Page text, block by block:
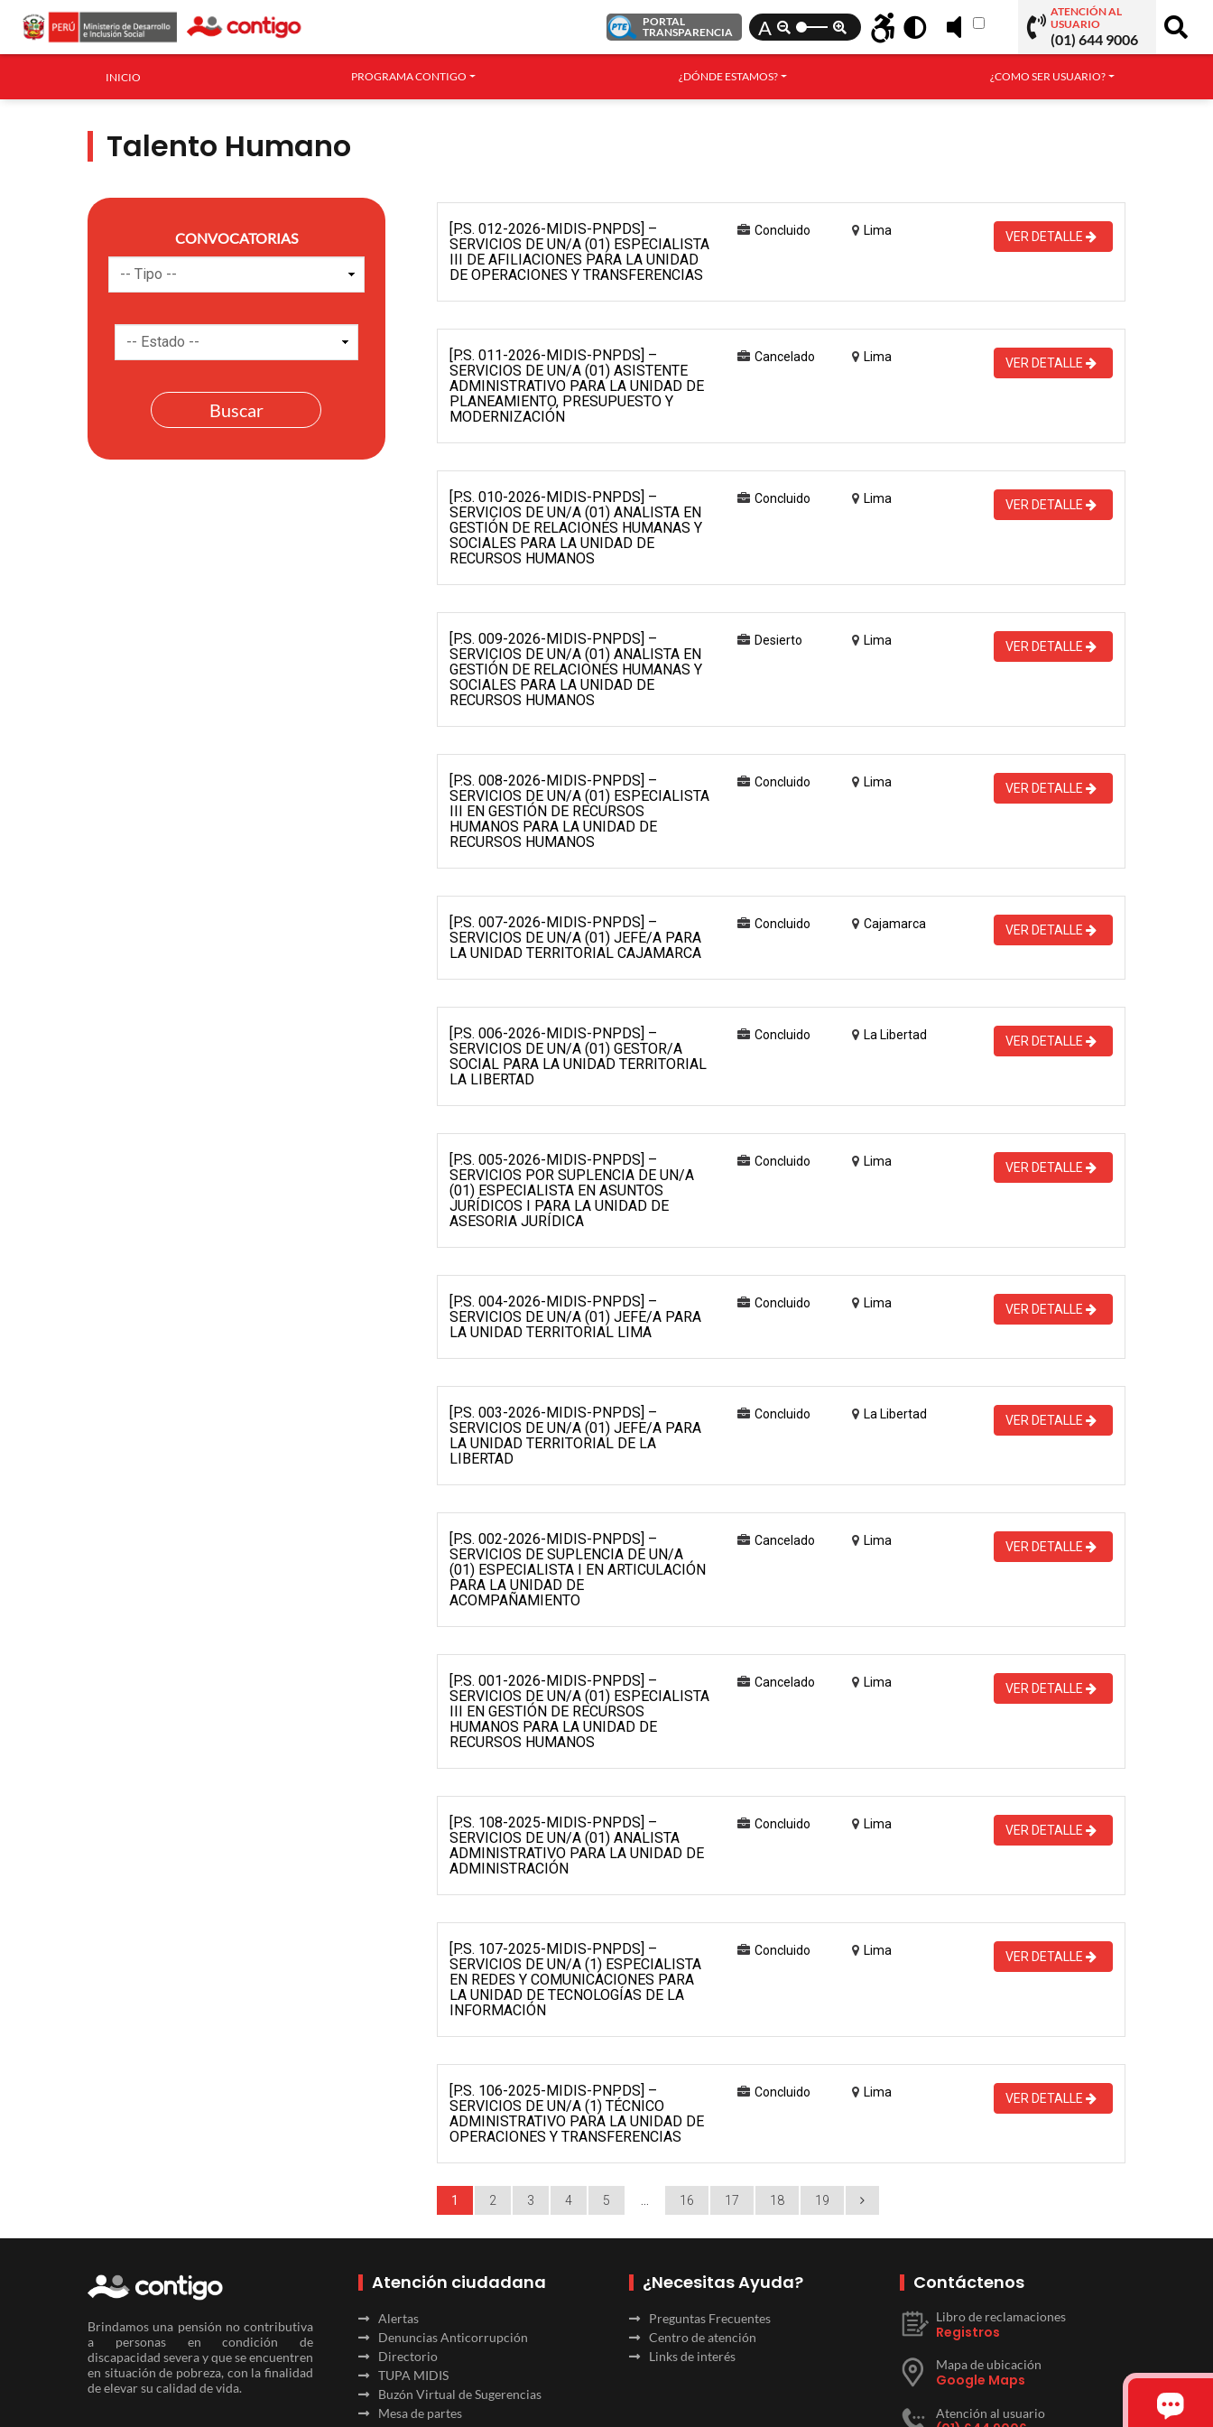
PORTAL
TRANSPARENCIA
A
ATENCIÓN AL
USUARIO
(01) 644 9006
INICIO PROGRAMA CONTIGO ¿DÓNDE ESTAMOS? ¿COMO SER USUARIO?
Talento Humano
CONVOCATORIAS
[P.S. 012-2026-MIDIS-PNPDS] –
SERVICIOS DE UN/A (01) ESPECIALISTA
III DE AFILIACIONES PARA LA UNIDAD
DE OPERACIONES Y TRANSFERENCIAS
Concluido Lima VER DETALLE
[P.S. 011-2026-MIDIS-PNPDS] –
SERVICIOS DE UN/A (01) ASISTENTE
ADMINISTRATIVO PARA LA UNIDAD DE
PLANEAMIENTO, PRESUPUESTO Y
MODERNIZACIÓN
Cancelado Lima VER DETALLE
[P.S. 010-2026-MIDIS-PNPDS] –
SERVICIOS DE UN/A (01) ANALISTA EN
GESTIÓN DE RELACIONES HUMANAS Y
SOCIALES PARA LA UNIDAD DE
RECURSOS HUMANOS
Concluido Lima VER DETALLE
[P.S. 009-2026-MIDIS-PNPDS] –
SERVICIOS DE UN/A (01) ANALISTA EN
GESTIÓN DE RELACIONES HUMANAS Y
SOCIALES PARA LA UNIDAD DE
RECURSOS HUMANOS
Desierto Lima VER DETALLE
[P.S. 008-2026-MIDIS-PNPDS] –
SERVICIOS DE UN/A (01) ESPECIALISTA
III EN GESTIÓN DE RECURSOS
HUMANOS PARA LA UNIDAD DE
RECURSOS HUMANOS
Concluido Lima VER DETALLE
[P.S. 007-2026-MIDIS-PNPDS] –
SERVICIOS DE UN/A (01) JEFE/A PARA
LA UNIDAD TERRITORIAL CAJAMARCA
Concluido Cajamarca VER DETALLE
[P.S. 006-2026-MIDIS-PNPDS] –
SERVICIOS DE UN/A (01) GESTOR/A
SOCIAL PARA LA UNIDAD TERRITORIAL
LA LIBERTAD
Concluido La Libertad VER DETALLE
[P.S. 005-2026-MIDIS-PNPDS] –
SERVICIOS POR SUPLENCIA DE UN/A
(01) ESPECIALISTA EN ASUNTOS
JURÍDICOS I PARA LA UNIDAD DE
ASESORIA JURÍDICA
Concluido Lima VER DETALLE
[P.S. 004-2026-MIDIS-PNPDS] –
SERVICIOS DE UN/A (01) JEFE/A PARA
LA UNIDAD TERRITORIAL LIMA
Concluido Lima VER DETALLE
[P.S. 003-2026-MIDIS-PNPDS] –
SERVICIOS DE UN/A (01) JEFE/A PARA
LA UNIDAD TERRITORIAL DE LA
LIBERTAD
Concluido La Libertad VER DETALLE
[P.S. 002-2026-MIDIS-PNPDS] –
SERVICIOS DE SUPLENCIA DE UN/A
(01) ESPECIALISTA I EN ARTICULACIÓN
PARA LA UNIDAD DE
ACOMPAÑAMIENTO
Cancelado Lima VER DETALLE
[P.S. 001-2026-MIDIS-PNPDS] –
SERVICIOS DE UN/A (01) ESPECIALISTA
III EN GESTIÓN DE RECURSOS
HUMANOS PARA LA UNIDAD DE
RECURSOS HUMANOS
Cancelado Lima VER DETALLE
[P.S. 108-2025-MIDIS-PNPDS] –
SERVICIOS DE UN/A (01) ANALISTA
ADMINISTRATIVO PARA LA UNIDAD DE
ADMINISTRACIÓN
Concluido Lima VER DETALLE
[P.S. 107-2025-MIDIS-PNPDS] –
SERVICIOS DE UN/A (1) ESPECIALISTA
EN REDES Y COMUNICACIONES PARA
LA UNIDAD DE TECNOLOGÍAS DE LA
INFORMACIÓN
Concluido Lima VER DETALLE
[P.S. 106-2025-MIDIS-PNPDS] –
SERVICIOS DE UN/A (1) TÉCNICO
ADMINISTRATIVO PARA LA UNIDAD DE
OPERACIONES Y TRANSFERENCIAS
Concluido Lima VER DETALLE
1 2 3 4 5 16 17 18 19
Brindamos una pensión no contributiva
a personas en condición de
discapacidad severa y que se encuentren
en situación de pobreza, con la finalidad
de elevar su calidad de vida.
Atención ciudadana
Alertas
Denuncias Anticorrupción
Directorio
TUPA MIDIS
Buzón Virtual de Sugerencias
Mesa de partes
¿Necesitas Ayuda?
Preguntas Frecuentes
Centro de atención
Links de interés
Contáctenos
Libro de reclamaciones
Registros
Mapa de ubicación
Google Maps
Atención al usuario